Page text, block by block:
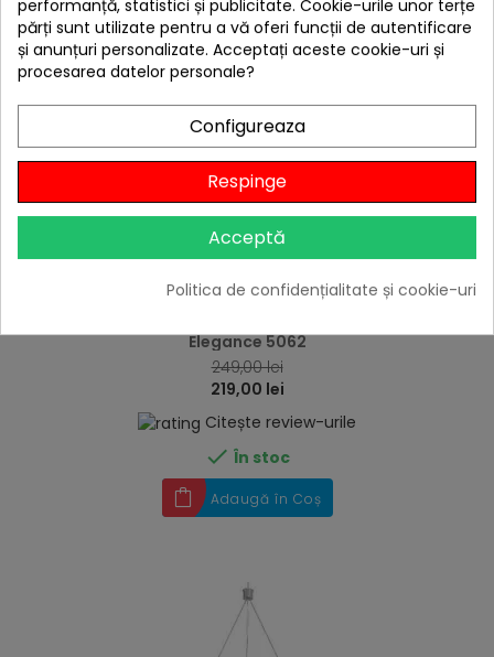
-30,00 lei
Elegance 5062
249,00 lei
219,00 lei
Citește review-urile
 În stoc
Adaugă în Coș
performanță, statistici și publicitate. Cookie-urile unor terțe
părți sunt utilizate pentru a vă oferi funcții de autentificare
și anunțuri personalizate. Acceptați aceste cookie-uri și
procesarea datelor personale?
Configureaza
Respinge
Acceptă
Politica de confidențialitate și cookie-uri